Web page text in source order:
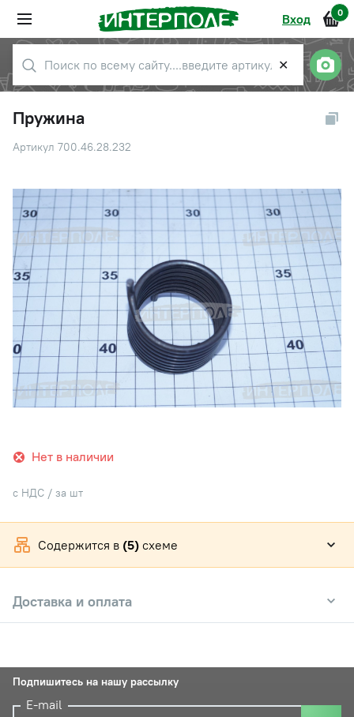
Вход 0
✕
Пружина
Артикул 700.46.28.232
Нет в наличии
с НДС / за шт
Содержится в (5) схеме
Доставка и оплата
Подпишитесь на нашу рассылку
E-mail